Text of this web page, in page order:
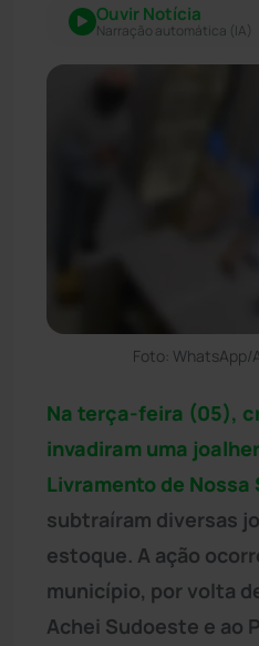
Ouvir Notícia
Narração automática (IA)
Foto: WhatsApp/
Na terça-feira (05),
invadiram uma
Livramento de Nossa
subtraíram diversas
estoque. A ação
município, por volta
Achei Sudoeste e ao